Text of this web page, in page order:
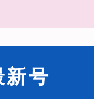
新号